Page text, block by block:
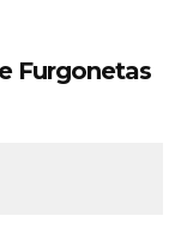
Furgonetas